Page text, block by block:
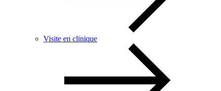
Visite en clinique